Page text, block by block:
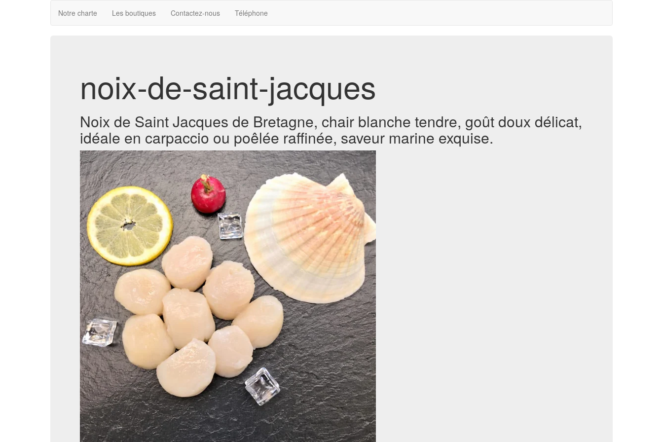
Notre charte Les boutiques Contactez-nous Téléphone
noix-de-saint-jacques
Noix de Saint Jacques de Bretagne, chair blanche tendre, goût doux délicat,
idéale en carpaccio ou poêlée raffinée, saveur marine exquise.